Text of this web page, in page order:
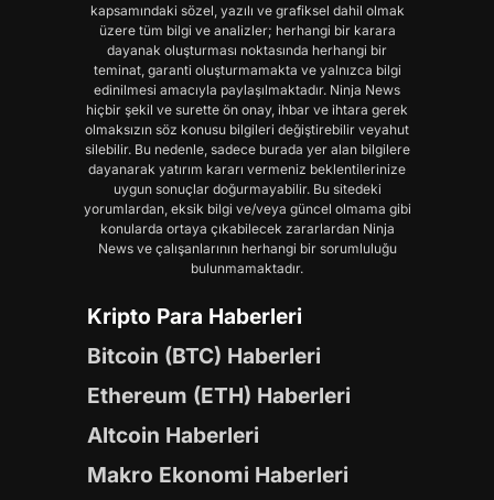
kapsamındaki sözel, yazılı ve grafiksel dahil olmak
üzere tüm bilgi ve analizler; herhangi bir karara
dayanak oluşturması noktasında herhangi bir
teminat, garanti oluşturmamakta ve yalnızca bilgi
edinilmesi amacıyla paylaşılmaktadır. Ninja News
hiçbir şekil ve surette ön onay, ihbar ve ihtara gerek
olmaksızın söz konusu bilgileri değiştirebilir veyahut
silebilir. Bu nedenle, sadece burada yer alan bilgilere
dayanarak yatırım kararı vermeniz beklentilerinize
uygun sonuçlar doğurmayabilir. Bu sitedeki
yorumlardan, eksik bilgi ve/veya güncel olmama gibi
konularda ortaya çıkabilecek zararlardan Ninja
News ve çalışanlarının herhangi bir sorumluluğu
bulunmamaktadır.
Kripto Para Haberleri
Bitcoin (BTC) Haberleri
Ethereum (ETH) Haberleri
Altcoin Haberleri
Makro Ekonomi Haberleri